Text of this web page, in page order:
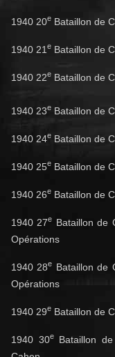
1940 20e Bataillon de
1940 21 e Bataillon de
1940 22e Bataillon de
1940 23e Bataillon de
1940 24e Bataillon de
1940 25e Bataillon de
1940 26e Bataillon de
1940 27e Bataillon de
Opérations
1940 28e Bataillon de
Opérations
1940 29e Bataillon de
1940 30eBataillon de